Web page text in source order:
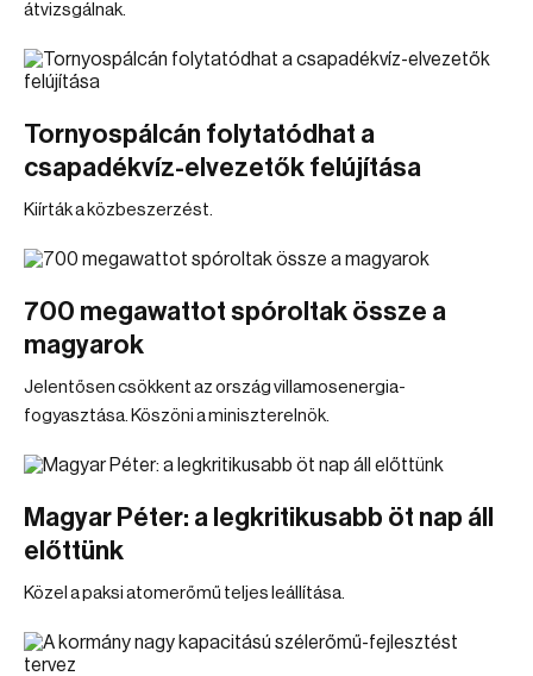
átvizsgálnak.
Tornyospálcán folytatódhat a
csapadékvíz-elvezetők felújítása
Kiírták a közbeszerzést.
700 megawattot spóroltak össze a
magyarok
Jelentősen csökkent az ország villamosenergia-
fogyasztása. Köszöni a miniszterelnök.
Magyar Péter: a legkritikusabb öt nap áll
előttünk
Közel a paksi atomerőmű teljes leállítása.